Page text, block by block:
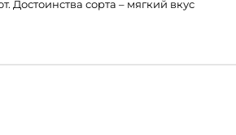
Достоинства сорта – мягкий вкус